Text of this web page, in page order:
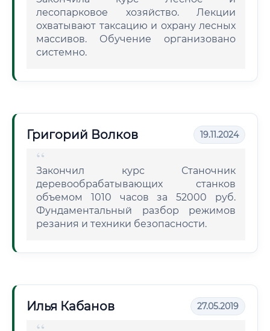
лесопарковое хозяйство. Лекции
охватывают таксацию и охрану лесных
массивов. Обучение организовано
системно.
Григорий Волков 19.11.2024
Закончил курс Станочник
деревообрабатывающих станков
объемом 1010 часов за 52000 руб.
Фундаментальный разбор режимов
резания и техники безопасности.
Илья Кабанов 27.05.2019